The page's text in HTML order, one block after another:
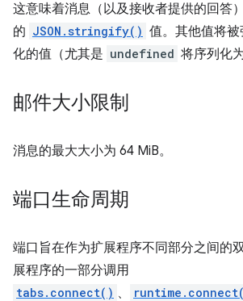
这意味着消息（以及接收者提供的回答
的 JSON.stringify() 值。其他值将
化的值（尤其是 undefined 将序列化
邮件大小限制
消息的最大大小为 64 MiB。
端口生命周期
端口旨在作为扩展程序不同部分之间的
展程序的一部分调用
tabs.connect() 、